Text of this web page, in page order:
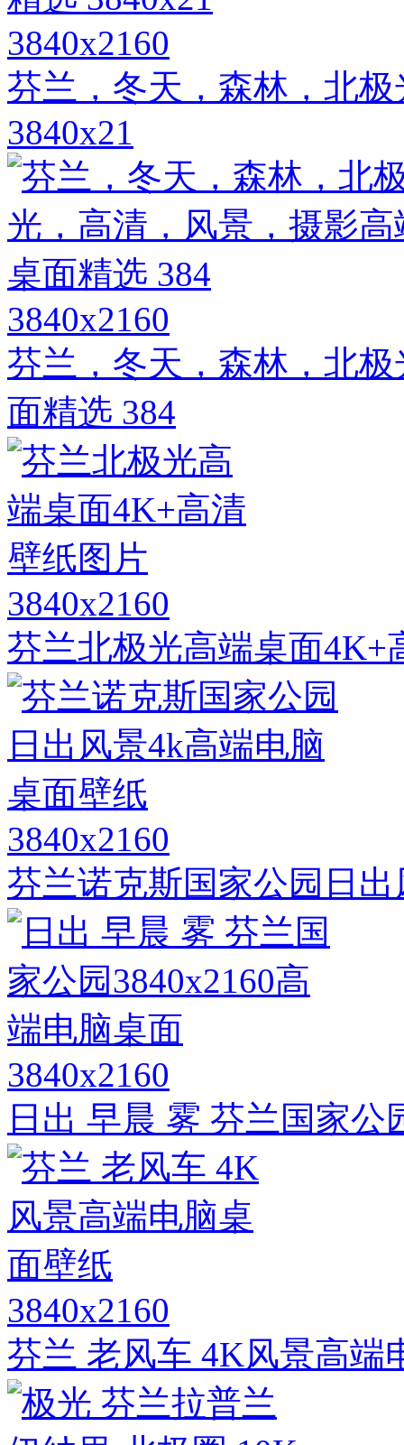
3840x2160
芬兰，冬天，森林，北
3840x21
3840x2160
芬兰，冬天，森林，北
面精选 384
3840x2160
芬兰北极光高端桌面4K+
3840x2160
芬兰诺克斯国家公园日
3840x2160
日出 早晨 雾 芬兰国家公
3840x2160
芬兰 老风车 4K风景高端